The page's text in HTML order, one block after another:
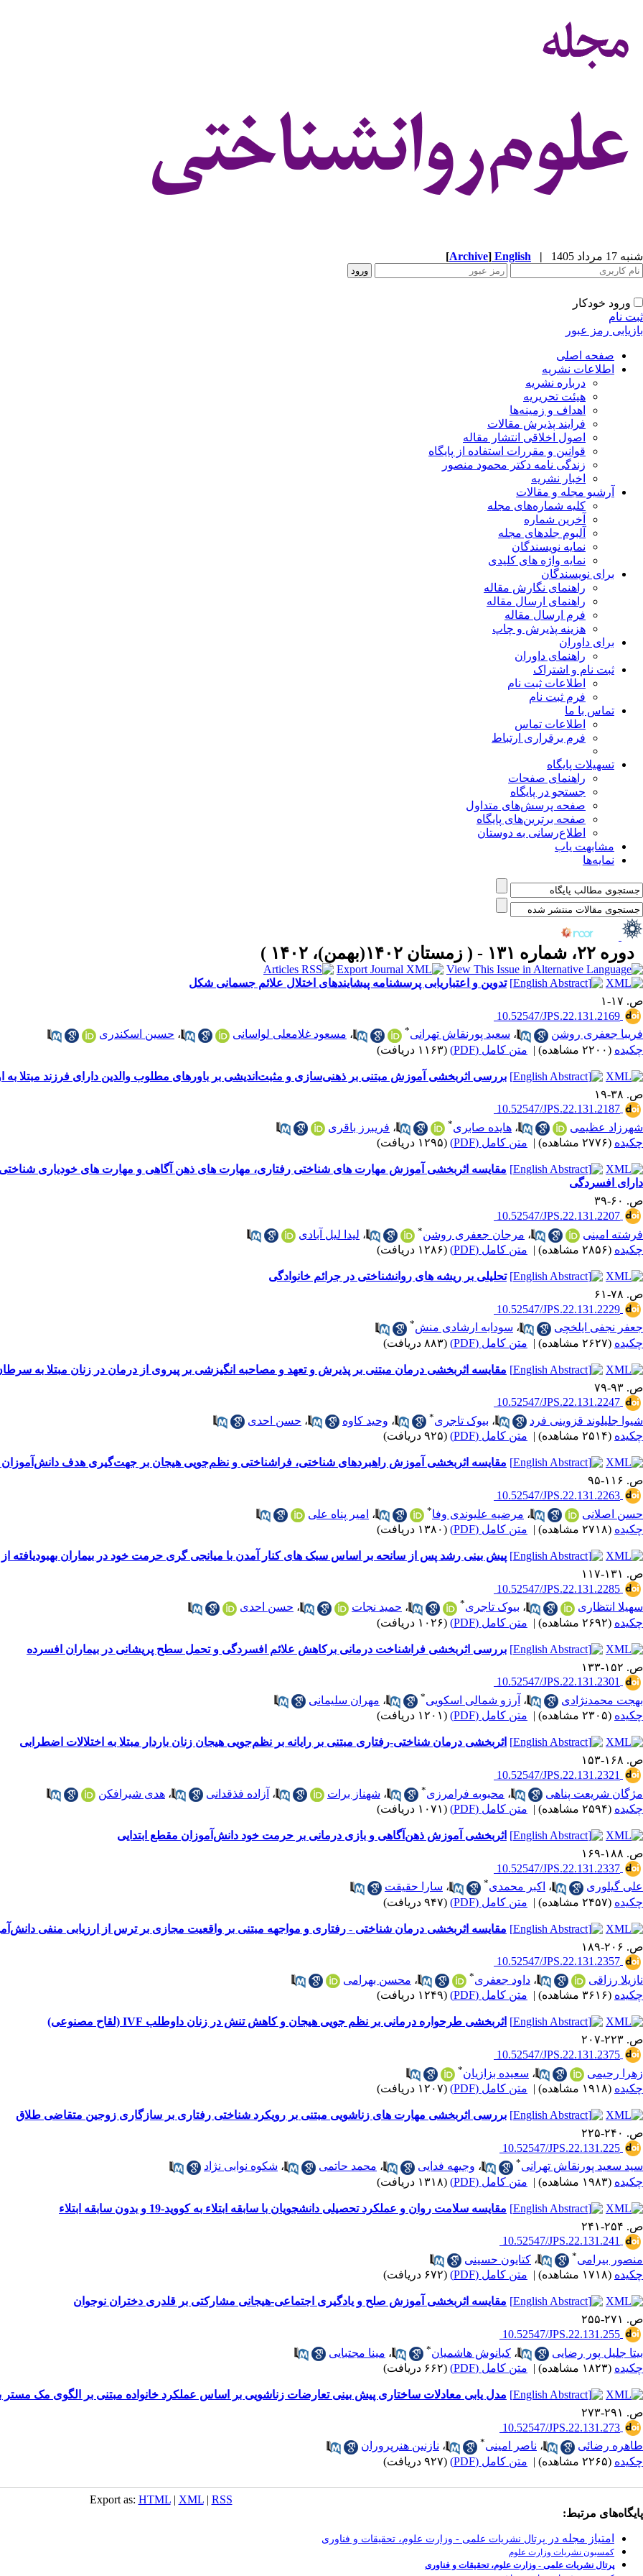
شنبه 17 مرداد 1405 |
English
[Archive]
ورود خودکار
ثبت نام
بازیابی رمز عبور
صفحه اصلی
اطلاعات نشریه
درباره نشریه
هیئت تحریریه
اهداف و زمینه‌ها
فرایند پذیرش مقالات
اصول اخلاقی انتشار مقاله
قوانین و مقررات استفاده از پایگاه
زندگی نامه دکتر محمود منصور
اخبار نشریه
آرشیو مجله و مقالات
کلیه شماره‌های مجله
آخرین شماره
آلبوم جلدهای مجله
نمایه نویسندگان
نمایه واژه های کلیدی
برای نویسندگان
راهنمای نگارش مقاله
راهنمای ارسال مقاله
فرم ارسال مقاله
هزینه پذیرش و چاپ
برای داوران
راهنمای داوران
ثبت نام و اشتراک
اطلاعات ثبت نام
فرم ثبت نام
تماس با ما
اطلاعات تماس
فرم برقراری ارتباط
تسهیلات پایگاه
راهنمای صفحات
جستجو در پایگاه
صفحه پرسش‌های متداول
صفحه برترین‌های پایگاه
اطلاع‌رسانی به دوستان
مشابهت یاب
نمایه‌ها
دوره ۲۲، شماره ۱۳۱ - ( زمستان ۱۴۰۲(بهمن)، ۱۴۰۲ )
تدوین و اعتباریابی پرسشنامه پیشایندهای اختلال علائم جسمانی شکل
ص. ۱۷-۱
‎ 10.52547/JPS.22.131.2169
فریبا جعفری روشن
، سعید پورنقاش تهرانی* ، مسعود غلامعلی لواسانی ، حسین اسکندری
چکیده (۲۲۰۰ مشاهده) | متن کامل (PDF) (۱۱۶۳ دریافت)
بررسی اثربخشی آموزش مبتنی بر ذهنی‌سازی و مثبت‌اندیشی بر باورهای مطلوب والدین دارای فرزند مبتلا به
ص. ۳۸-۱۹
‎ 10.52547/JPS.22.131.2187
شهرزاد عظیمی
، هایده صابری* ، فریبرز باقری
چکیده (۲۷۷۶ مشاهده) | متن کامل (PDF) (۱۲۹۵ دریافت)
مقایسه اثربخشی آموزش مهارت های شناختی رفتاری، مهارت های ذهن آگاهی و مهارت های خودیاری
دارای افسردگی
ص. ۶۰-۳۹
‎ 10.52547/JPS.22.131.2207
فرشته امینی
، مرجان جعفری روشن* ، لیدا لیل آبادی
چکیده (۲۸۵۶ مشاهده) | متن کامل (PDF) (۱۲۸۶ دریافت)
تحلیلی بر ریشه های روانشناختی در جرائم خانوادگی
ص. ۷۸-۶۱
‎ 10.52547/JPS.22.131.2229
جعفر نجفی ایلخچی
، سودابه ارشادی منش*
چکیده (۲۶۲۷ مشاهده) | متن کامل (PDF) (۸۸۳ دریافت)
مقایسه اثربخشی درمان مبتنی بر پذیرش و تعهد و مصاحبه انگیزشی بر پیروی از درمان در زنان مبتلا به
ص. ۹۳-۷۹
‎ 10.52547/JPS.22.131.2247
شیوا جلیلوند قزوینی فرد
، بیوک تاجری* ، وحید کاوه ، حسن احدی
چکیده (۲۵۱۴ مشاهده) | متن کامل (PDF) (۹۲۵ دریافت)
مقایسه اثربخشی آموزش راهبردهای شناختی، فراشناختی و نظم‌جویی هیجان بر جهت‌گیری هدف دانش‌آموزان
ص. ۱۱۶-۹۵
‎ 10.52547/JPS.22.131.2263
حسن اصلانی
، مرضیه علیوندی وفا* ، امیر پناه علی
چکیده (۲۷۱۸ مشاهده) | متن کامل (PDF) (۱۳۸۰ دریافت)
پیش بینی رشد پس از سانحه بر اساس سبک های کنار آمدن با میانجی گری حرمت خود در بیماران بهبودیافته از
ص. ۱۳۱-۱۱۷
‎ 10.52547/JPS.22.131.2285
سهیلا انتظاری
، بیوک تاجری* ، حمید نجات ، حسن احدی
چکیده (۲۶۹۲ مشاهده) | متن کامل (PDF) (۱۰۲۶ دریافت)
بررسی اثربخشی فراشناخت درمانی برکاهش علائم افسردگی و تحمل سطح پریشانی در بیماران افسرده
ص. ۱۵۲-۱۳۳
‎ 10.52547/JPS.22.131.2301
بهجت محمدنژادی
، آرزو شمالی اسکویی* ، مهران سلیمانی
چکیده (۲۳۰۵ مشاهده) | متن کامل (PDF) (۱۲۰۱ دریافت)
اثربخشی درمان شناختی-رفتاری مبتنی بر رایانه بر نظم‌جویی هیجان زنان باردار مبتلا به اختلالات اضطرابی
ص. ۱۶۸-۱۵۳
‎ 10.52547/JPS.22.131.2321
مژگان شریعت پناهی
، محبوبه فرامرزی* ، شهناز برات ، آزاده فذقدانی ، هدی شیرافکن
چکیده (۲۵۹۴ مشاهده) | متن کامل (PDF) (۱۰۷۱ دریافت)
اثربخشی آموزش ذهن‌آگاهی و بازی درمانی بر حرمت خود دانش‌آموزان مقطع ابتدایی
ص. ۱۸۸-۱۶۹
‎ 10.52547/JPS.22.131.2337
علی گیلوری
، اکبر محمدی* ، سارا حقیقت
چکیده (۲۴۵۷ مشاهده) | متن کامل (PDF) (۹۴۷ دریافت)
مقایسه اثربخشی درمان شناختی - رفتاری و مواجهه مبتنی بر واقعیت مجازی بر ترس از ارزیابی منفی
ص. ۲۰۶-۱۸۹
‎ 10.52547/JPS.22.131.2357
نازیلا رزاقی
، داود جعفری* ، محسن بهرامی
چکیده (۳۶۱۶ مشاهده) | متن کامل (PDF) (۱۲۴۹ دریافت)
اثربخشی طرحواره درمانی بر نظم جویی هیجان و کاهش تنش در زنان داوطلب IVF (لقاح مصنوعی)
ص. ۲۲۳-۲۰۷
‎ 10.52547/JPS.22.131.2375
زهرا رحیمی
، سعیده بزازیان*
چکیده (۱۹۱۸ مشاهده) | متن کامل (PDF) (۱۲۰۷ دریافت)
بررسی اثربخشی مهارت ‌های زناشویی مبتنی بر رویکرد شناختی رفتاری بر سازگاری زوجین متقاضی طلاق
ص. ۲۴۰-۲۲۵
‎ 10.52547/JPS.22.131.225
سید سعید پورنقاش تهرانی* ، وجیهه فدایی ، محمد حاتمی ، شکوه نوابی نژاد
چکیده (۱۹۸۳ مشاهده) | متن کامل (PDF) (۱۳۱۸ دریافت)
مقایسه سلامت روان و عملکرد تحصیلی دانشجویان با سابقه ابتلاء به کووید-19 و بدون سابقه ابتلاء
ص. ۲۵۴-۲۴۱
‎ 10.52547/JPS.22.131.241
منصور بیرامی* ، کتایون حسینی
چکیده (۱۷۱۸ مشاهده) | متن کامل (PDF) (۶۷۲ دریافت)
مقایسه اثربخشی آموزش صلح و یادگیری اجتماعی-هیجانی مشارکتی بر قلدری دختران نوجوان
ص. ۲۷۱-۲۵۵
‎ 10.52547/JPS.22.131.255
بیتا جلیل پور رضایی
، کیانوش هاشمیان* ، مینا مجتبایی
چکیده (۱۸۲۳ مشاهده) | متن کامل (PDF) (۶۶۲ دریافت)
مدل یابی معادلات ساختاری پیش بینی تعارضات زناشویی بر اساس عملکرد خانواده مبتنی بر الگوی مک
ص. ۲۹۱-۲۷۳
‎ 10.52547/JPS.22.131.273
طاهره رضائی
، ناصر امینی* ، نازنین هنرپروران
چکیده (۲۲۶۵ مشاهده) | متن کامل (PDF) (۹۲۷ دریافت)
Export as: HTML| XML| RSS
پایگاه‌های مرتبط:
امتیاز مجله در پرتال نشریات علمی - وزارت علوم، تحقیقات و فناوری
کمسیون نشریات وزارت علوم
پرتال نشریات علمی - وزارت علوم، تحقیقات و فناوری